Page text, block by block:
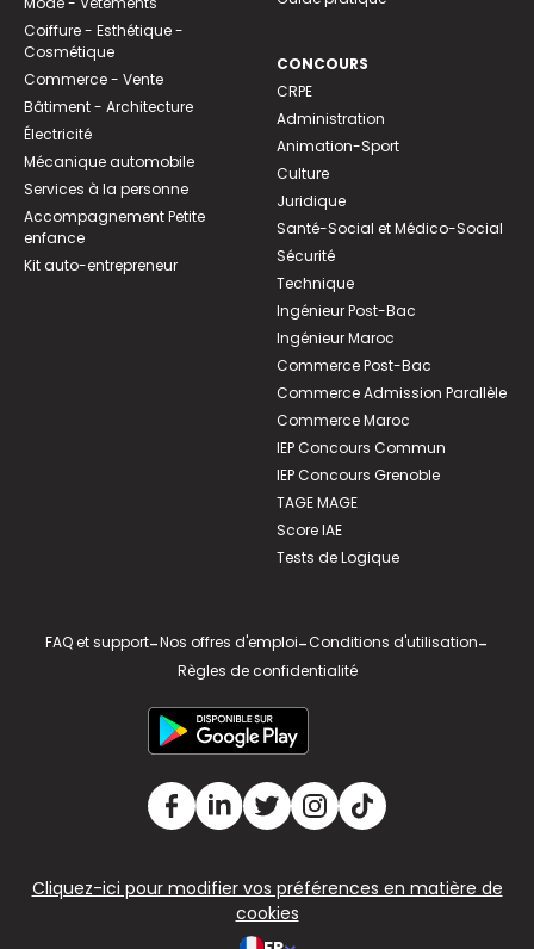
Coiffure - Esthétique -
Cosmétique
Commerce - Vente
Bâtiment - Architecture
Électricité
Mécanique automobile
Services à la personne
Accompagnement Petite
enfance
Kit auto-entrepreneur
CONCOURS
CRPE
Administration
Animation-Sport
Culture
Juridique
Santé-Social et Médico-Social
Sécurité
Technique
Ingénieur Post-Bac
Ingénieur Maroc
Commerce Post-Bac
Commerce Admission Parallèle
Commerce Maroc
IEP Concours Commun
IEP Concours Grenoble
TAGE MAGE
Score IAE
Tests de Logique
FAQ et support-Nos offres d'emploi-Conditions d'utilisation-
Règles de confidentialité
Cliquez-ici pour modifier vos préférences en matière de
cookies